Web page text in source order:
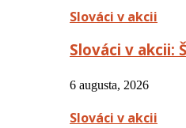
Slováci v akcii
Slováci v akcii:
6 augusta, 2026
Slováci v akcii